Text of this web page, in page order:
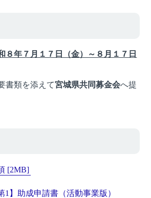
８年７月１７日（金）～８月１７日
書類を添えて宮城県共同募金会へ提
[2MB]
1】助成申請書（活動事業版）